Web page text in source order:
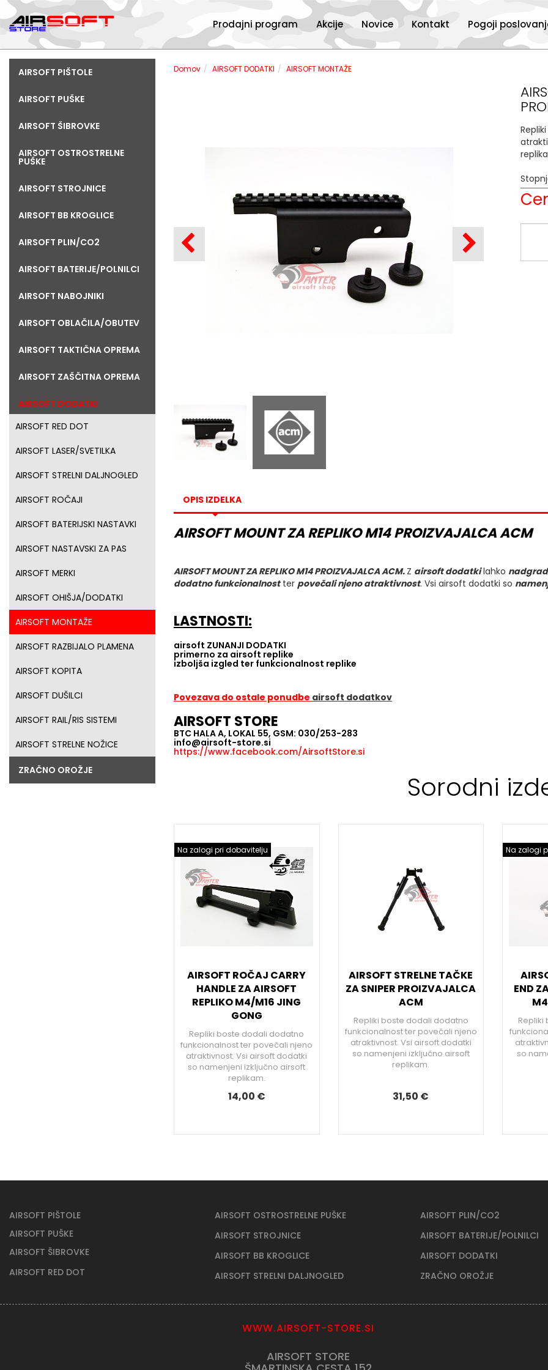
Prodajni program Akcije Novice Kontakt Pogoji
AIRSOFT PIŠTOLE
AIRSOFT PUŠKE
AIRSOFT ŠIBROVKE
AIRSOFT OSTROSTRELNE
PUŠKE
AIRSOFT STROJNICE
AIRSOFT BB KROGLICE
AIRSOFT PLIN/CO2
AIRSOFT BATERIJE/POLNILCI
AIRSOFT NABOJNIKI
AIRSOFT OBLAČILA/OBUTEV
AIRSOFT TAKTIČNA OPREMA
AIRSOFT ZAŠČITNA OPREMA
AIRSOFT DODATKI
AIRSOFT RED DOT
AIRSOFT LASER/SVETILKA
AIRSOFT STRELNI DALJNOGLED
AIRSOFT ROČAJI
AIRSOFT BATERIJSKI NASTAVKI
AIRSOFT NASTAVSKI ZA PAS
AIRSOFT MERKI
AIRSOFT OHIŠJA/DODATKI
AIRSOFT MONTAŽE
AIRSOFT RAZBIJALO PLAMENA
AIRSOFT KOPITA
AIRSOFT DUŠILCI
AIRSOFT RAIL/RIS SISTEMI
AIRSOFT STRELNE NOŽICE
ZRAČNO OROŽJE
Domov AIRSOFT DODATKI AIRSOFT MONTAŽE
OPIS IZDELKA
AIRSOFT MOUNT ZA REPLIKO M14 PROIZVAJALCA ACM
AIRSOFT MOUNT ZA REPLIKO M14 PROIZVAJALCA ACM. Z airsoft dodatkilahko
dodatno funkcionalnostter povečali njeno atraktivnost. Vsi airsoft dodatki so
LASTNOSTI:
airsoft ZUNANJI DODATKI
primerno za airsoft replike
izboljša izgled ter funkcionalnost replike
Povezava do ostale ponudbe airsoft dodatkov
AIRSOFT STORE
BTC HALA A, LOKAL 55, GSM: 030/253-283
info@airsoft-store.si
https://www.facebook.com/AirsoftStore.si
Sorodni
Na zalogi pri dobavitelju
AIRSOFT ROČAJ CARRY
HANDLE ZA AIRSOFT
REPLIKO M4/M16 JING
GONG
Repliki boste dodali dodatno
funkcionalnost ter povečali njeno
atraktivnost. Vsi airsoft dodatki
so namenjeni izključno airsoft
replikam.
14,00 €
AIRSOFT STRELNE TAČKE
ZA SNIPER PROIZVAJALCA
ACM
Repliki boste dodali dodatno
funkcionalnost ter povečali njeno
atraktivnost. Vsi airsoft dodatki
so namenjeni izključno airsoft
replikam.
31,50 €
Na zalogi
END
so
AIRSOFT PIŠTOLE
AIRSOFT PUŠKE
AIRSOFT ŠIBROVKE
AIRSOFT RED DOT
AIRSOFT OSTROSTRELNE PUŠKE
AIRSOFT STROJNICE
AIRSOFT BB KROGLICE
AIRSOFT STRELNI DALJNOGLED
AIRSOFT PLIN/CO2
AIRSOFT BATERIJE/POLNILCI
AIRSOFT DODATKI
ZRAČNO OROŽJE
WWW.AIRSOFT-STORE.SI
AIRSOFT STORE